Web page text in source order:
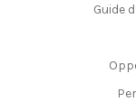
Guide